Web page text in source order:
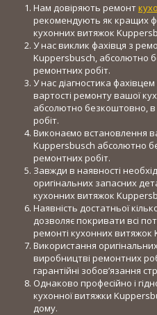
Нам довіряють ремонт
рекомендують як кращих
кухонних витяжок
У нас виклик фахівця з
Kuppersbusch, абсолютно
ремонтних робіт.
У нас діагностика
вартості ремонту вашої
абсолютно безкоштовно,
робіт.
Виконаємо встановлення
Kuppersbusch абсолютно
ремонтних робіт.
Завжди в наявності
оригінальних запасних
кухонних витяжок
Наявність достатньої
дозволяє покривати всі
ремонті кухонних витяжок
Використання
виробництві ремонтних
гарантійні зобов’язання
Однаково професійно і
кухонної витяжки
дому.